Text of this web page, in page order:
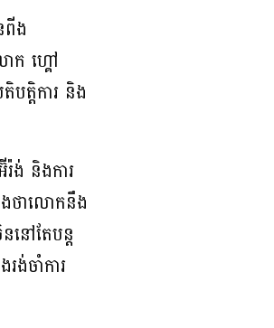
ង
ក ហ្គៅ
ត្តិការ និង
ង់ និងការ
ងថាលោកនឹង
ៅតែបន្ត
ង់ចាំការ